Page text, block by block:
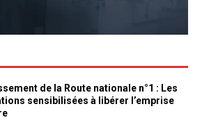
de la Route nationale n°1 : Les
sensibilisées à libérer l’emprise